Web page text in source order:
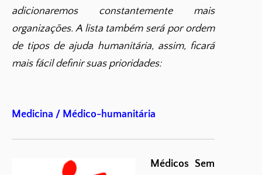
adicionaremos constantemente mais
organizações. A lista também será por ordem
de tipos de ajuda humanitária, assim, ficará
mais fácil definir suas prioridades:
Medicina / Médico-humanitária
Médicos Sem